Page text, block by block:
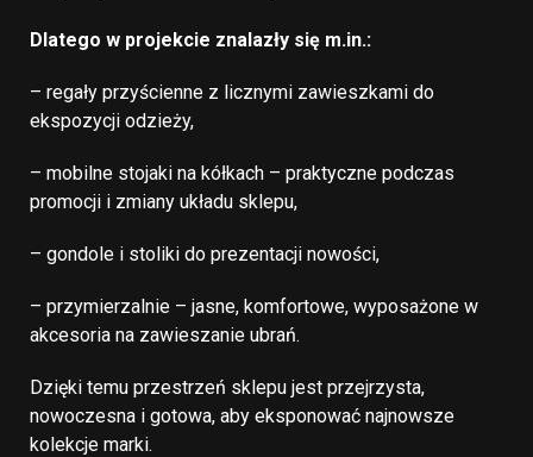
Dlatego w projekcie znalazły się m.in.:
– regały przyścienne z licznymi zawieszkami do
ekspozycji odzieży,
– mobilne stojaki na kółkach – praktyczne podczas
promocji i zmiany układu sklepu,
– gondole i stoliki do prezentacji nowości,
– przymierzalnie – jasne, komfortowe, wyposażone w
akcesoria na zawieszanie ubrań.
Dzięki temu przestrzeń sklepu jest przejrzysta,
nowoczesna i gotowa, aby eksponować najnowsze
kolekcje marki.